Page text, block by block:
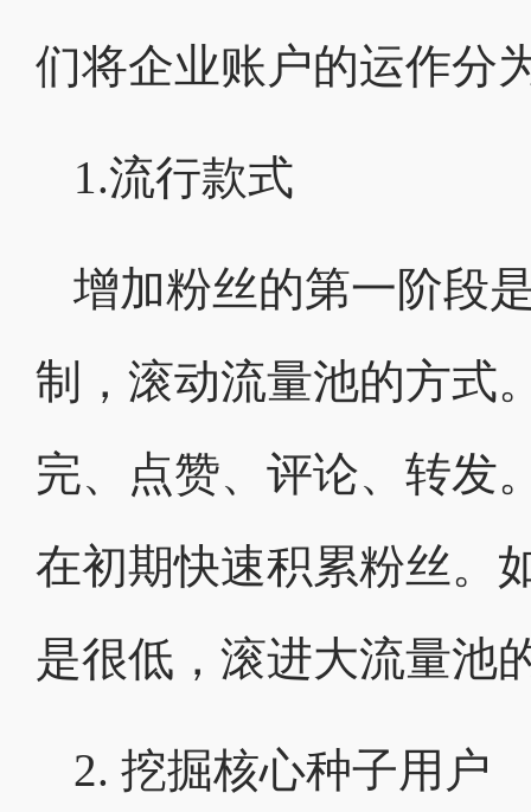
们将企业账户的运作分
1.流行款式
增加粉丝的第一阶段
制，滚动流量池的方式
完、点赞、评论、转发
在初期快速积累粉丝。
是很低，滚进大流量池
2. 挖掘核心种子用户